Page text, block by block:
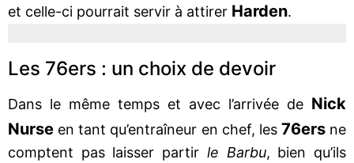
et celle-ci pourrait servir à attirer Harden.
Les 76ers : un choix de devoir
Dans le même temps et avec l’arrivée de Nick
Nurse en tant qu’entraîneur en chef, les 76ersne
comptent pas laisser partir le Barbu, bien qu’ils